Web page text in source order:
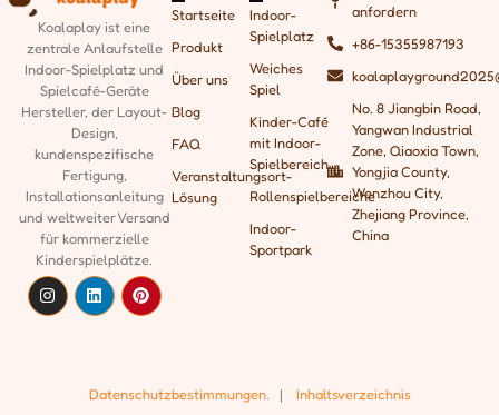
Koalaplay ist eine
zentrale Anlaufstelle
Indoor-Spielplatz und
Spielcafé-Geräte
Hersteller, der Layout-
Design,
kundenspezifische
Fertigung,
Installationsanleitung
und weltweiter Versand
für kommerzielle
Kinderspielplätze.
Startseite
Produkt
Über uns
Blog
FAQ
Veranstaltungsort-
Lösung
Indoor-
Spielplatz
Weiches
Spiel
Kinder-Café
mit Indoor-
Spielbereich
Rollenspielbereiche
Indoor-
Sportpark
anfordern
+86-15355987193
No. 8 Jiangbin Road,
Yangwan Industrial
Zone, Qiaoxia Town,
Yongjia County,
Wenzhou City,
Zhejiang Province,
China
Datenschutzbestimmungen. | Inhaltsverzeichnis